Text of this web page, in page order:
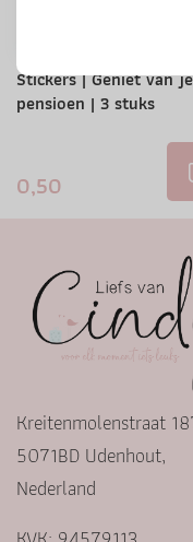
Stickers | Geniet van je
pensioen | 3 stuks
0,50
Kreitenmolenstraat
5071BD Udenhout,
Nederland